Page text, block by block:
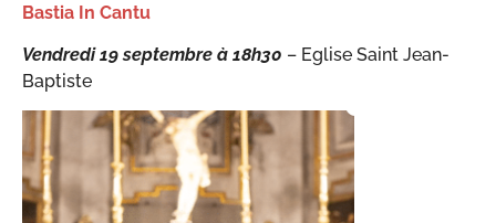
Bastia In Cantu
Vendredi 19 septembre à 18h30 – Eglise Saint Jean-
Baptiste